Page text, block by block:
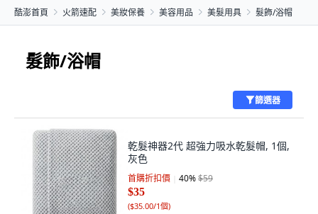
酷澎首頁 火箭速配 美妝保養 美容用品 美髮用具 髮飾/浴帽
髮飾/浴帽
篩選器
乾髮神器2代 超強力吸水乾髮帽, 1個,
灰色
首購折扣價 40%$59
$35
($35.00/1個)